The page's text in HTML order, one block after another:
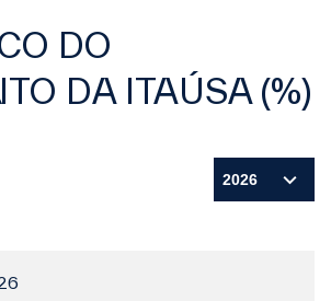
DO
DA ITAÚSA (%)